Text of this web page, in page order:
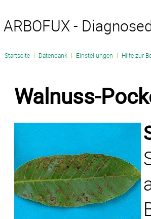
ARBOFUX -
Startseite | Datenbank | Einstellungen | Hilfe zur
Walnuss-